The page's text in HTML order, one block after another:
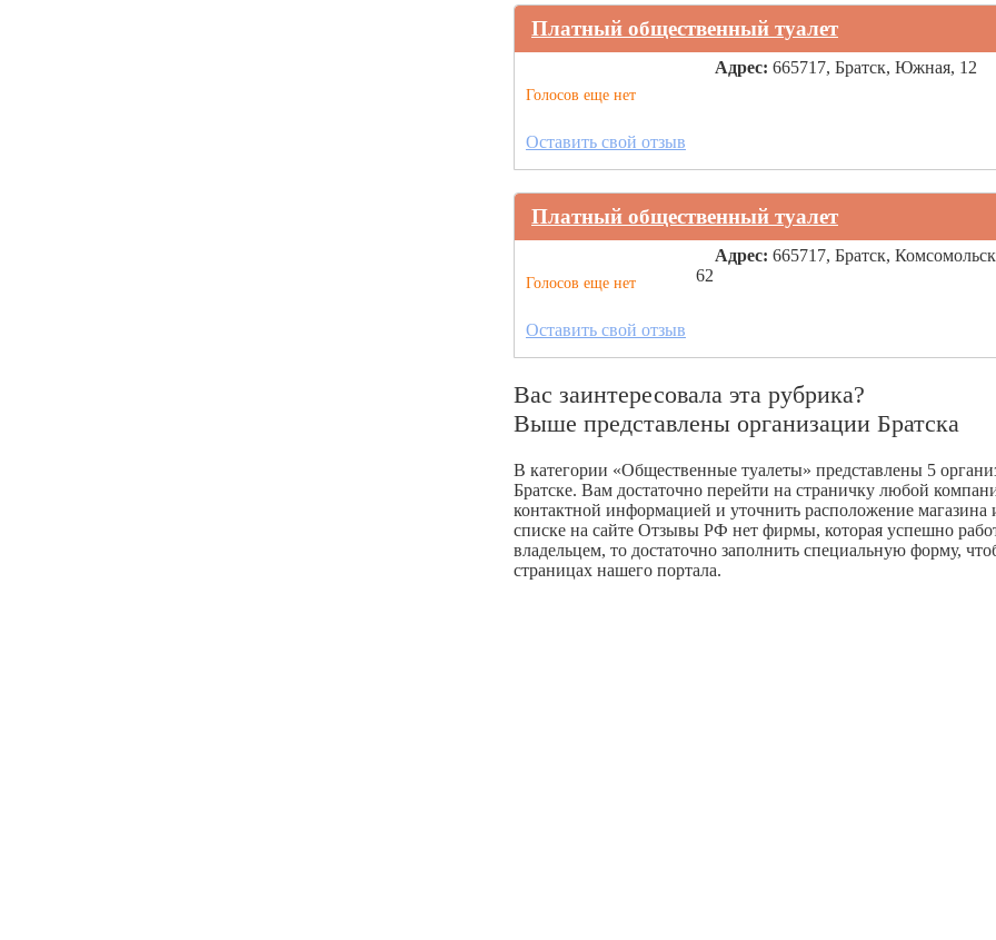
Платный общественный туалет
Голосов еще нет
Адрес: 665717, Братск, Южная, 12
Оставить свой отзыв
Платный общественный туалет
Голосов еще нет
Адрес: 665717, Братск,
62
Оставить свой отзыв
Вас заинтересовала эта рубрика?
Выше представлены организации Братска
В категории «Общественные туалеты» представлены 5
Братске. Вам достаточно перейти на страничку любой
контактной информацией и уточнить расположение магазина
списке на сайте Отзывы РФ нет фирмы, которая успешно
владельцем, то достаточно заполнить специальную форму,
страницах нашего портала.